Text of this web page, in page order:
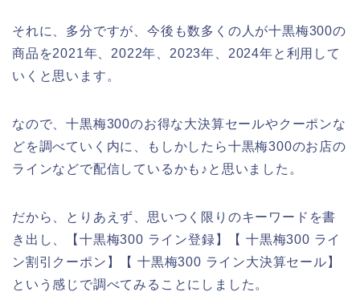
それに、多分ですが、今後も数多くの人が十黒梅300の
商品を2021年、2022年、2023年、2024年と利用して
いくと思います。
なので、十黒梅300のお得な大決算セールやクーポンな
どを調べていく内に、もしかしたら十黒梅300のお店の
ラインなどで配信しているかも♪と思いました。
だから、とりあえず、思いつく限りのキーワードを書
き出し、【十黒梅300 ライン登録】【 十黒梅300 ライ
ン割引クーポン】【 十黒梅300 ライン大決算セール】
という感じで調べてみることにしました。